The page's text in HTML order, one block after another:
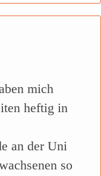
mich
heftig in
an der Uni
so